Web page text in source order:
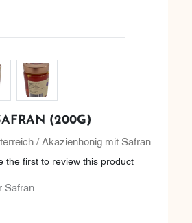
(200G)
/ Akazienhonig mit Safran
the first to review this product
Safran